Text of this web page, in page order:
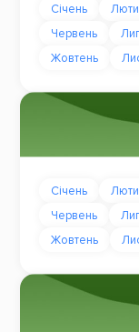
Січень
Червень
Жовтень
Січень
Червень
Жовтень